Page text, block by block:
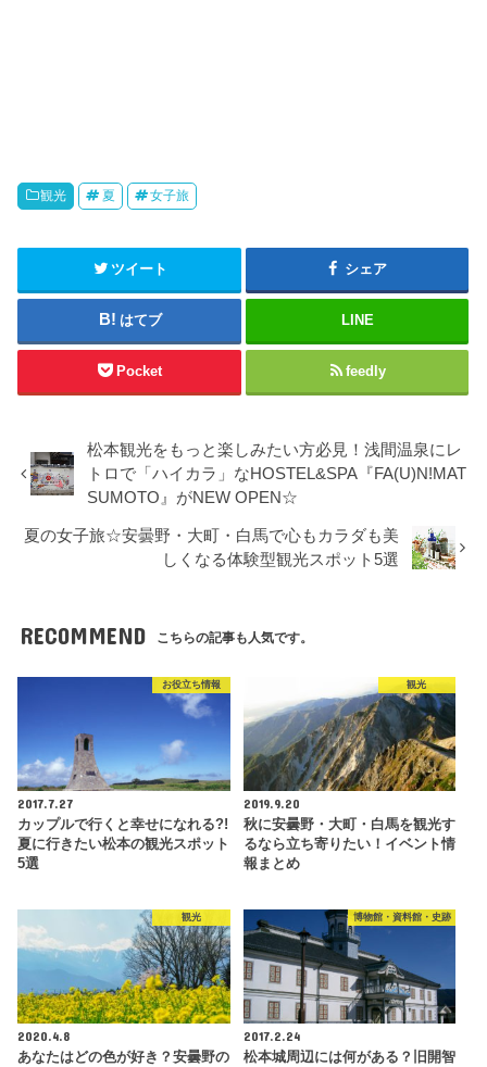
観光 夏 女子旅
ツイート シェア
はてブ LINE
Pocket feedly
松本観光をもっと楽しみたい方必見！浅間温泉にレ
トロで「ハイカラ」なHOSTEL&SPA『FA(U)N!MAT
SUMOTO』がNEW OPEN☆
夏の女子旅☆安曇野・大町・白馬で心もカラダも美
しくなる体験型観光スポット5選
RECOMMEND こちらの記事も人気です。
お役立ち情報
2017.7.27
カップルで行くと幸せになれる?!
夏に行きたい松本の観光スポット
5選
観光
2019.9.20
秋に安曇野・大町・白馬を観光す
るなら立ち寄りたい！イベント情
報まとめ
観光
2020.4.8
あなたはどの色が好き？安曇野の
博物館・資料館・史跡
2017.2.24
松本城周辺には何がある？旧開智